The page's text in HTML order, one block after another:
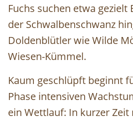
Fuchs suchen etwa gezielt
der Schwalbenschwanz
Doldenblütler wie Wilde
Wiesen-Kümmel.
Kaum geschlüpft beginnt
Phase intensiven
ein Wettlauf: In kurzer Zeit